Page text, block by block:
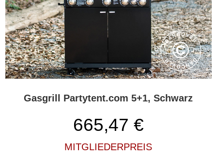
Gasgrill Partytent.com 5+1, Schwarz
665,47 €
MITGLIEDERPREIS